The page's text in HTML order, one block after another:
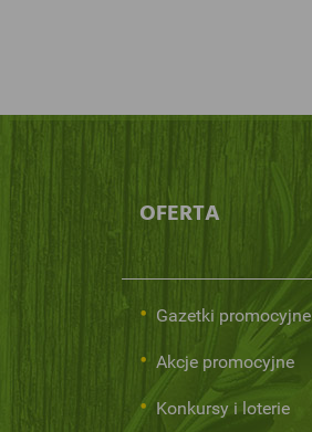
OFERTA
Gazetki promocyjne
Akcje promocyjne
Konkursy i loterie